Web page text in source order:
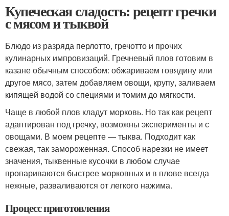
Купеческая сладость: рецепт гречки
с мясом и тыквой
Блюдо из разряда перлотто, гречотто и прочих
кулинарных импровизаций. Гречневый плов готовим в
казане обычным способом: обжариваем говядину или
другое мясо, затем добавляем овощи, крупу, заливаем
кипящей водой со специями и томим до мягкости.
Чаще в любой плов кладут морковь. Но так как рецепт
адаптирован под гречку, возможны эксперименты и с
овощами. В моем рецепте — тыква. Подходит как
свежая, так замороженная. Способ нарезки не имеет
значения, тыквенные кусочки в любом случае
пропариваются быстрее морковных и в плове всегда
нежные, разваливаются от легкого нажима.
Процесс приготовления